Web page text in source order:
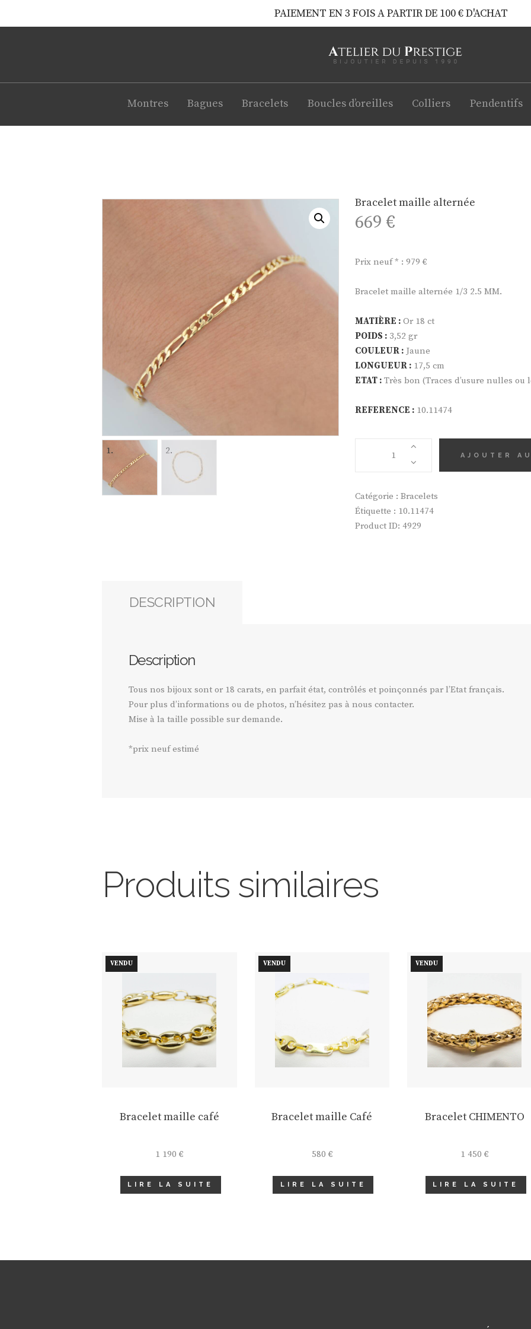
Montres Bagues Bracelets Boucles d’oreilles Colliers Pendentifs
Bracelet maille alternée
669 €
Prix neuf * : 979 €
Bracelet maille alternée 1/3 2.5 MM.
MATIÈRE : Or 18 ct
POIDS : 3,52 gr
COULEUR : Jaune
LONGUEUR : 17,5 cm
ETAT : Très bon (Traces d’usure nulles ou
REFERENCE : 10.11474
QUANTITÉ
MAILLE
ALTERNÉE
AJOUTER
Catégorie : Bracelets
Étiquette : 10.11474
Product ID: 4929
DESCRIPTION
Description
Tous nos bijoux sont or 18 carats, en parfait état, contrôlés et poinçonnés par l’Etat français.
Pour plus d’informations ou de photos, n’hésitez pas à nous contacter.
Mise à la taille possible sur demande.
*prix neuf estimé
Produits similaires
VENDU
Bracelet maille café
1 190€
LIRE LA SUITE
VENDU
Bracelet maille Café
580 €
LIRE LA SUITE
VENDU
Bracelet CHIMENTO
1 450€
LIRE LA SUITE
PAIEMENT EN 3 FOIS A PARTIR DE 100 € D'ACHAT